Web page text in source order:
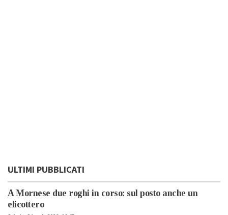
ULTIMI PUBBLICATI
A Mornese due roghi in corso: sul posto anche un
elicottero